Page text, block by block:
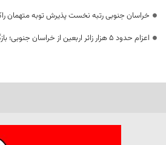
خراسان جنوبی رتبه نخست پذیرش توبه متهمان
اعزام حدود 5 هزار زائر اربعین از خراسان جنوبی؛ بازگشت‌ها آغاز شد